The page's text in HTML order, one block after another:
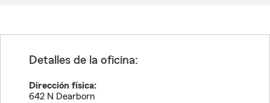
Detalles de la oficina:
Dirección física:
642 N Dearborn